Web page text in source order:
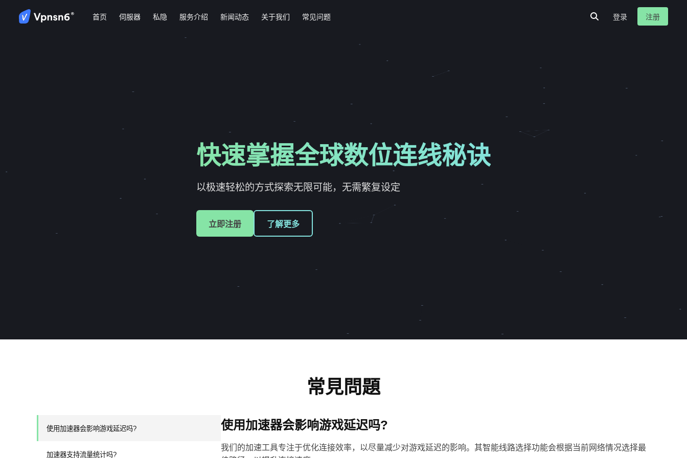
首页 伺服器 私隐 服务介绍 新闻动态 关于我们 常见问题 登录 注册
快速掌握全球数位连线秘诀
以极速轻松的方式探索无限可能，无需繁复设定
立即注册 了解更多
常見問題
使用加速器会影响游戏延迟吗?
加速器支持流量统计吗?
使用加速器会影响游戏延迟吗?
我们的加速工具专注于优化连接效率，以尽量减少对游戏延迟的影响。其智能线路选择功能会根据当前网络情况选择最